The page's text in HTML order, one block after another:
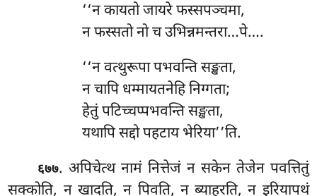
‘‘न कायतो जायरे फस्सपञ्चमा,
न फस्सतो नो च उभिन्नमन्तरा…पे….
‘‘न वत्थुरूपा पभवन्ति सङ्खता,
न चापि धम्मायतनेहि निग्गता;
हेतुं पटिच्चप्पभवन्ति सङ्खता,
यथापि सद्दो पहटाय भेरिया’’ति.
६७७. अपिचेत्थ नामं नित्तेजं न सकेन तेजेन पवत्तितुं
सक्कोति, न खादति, न पिवति, न ब्याहरति, न इरियापथं